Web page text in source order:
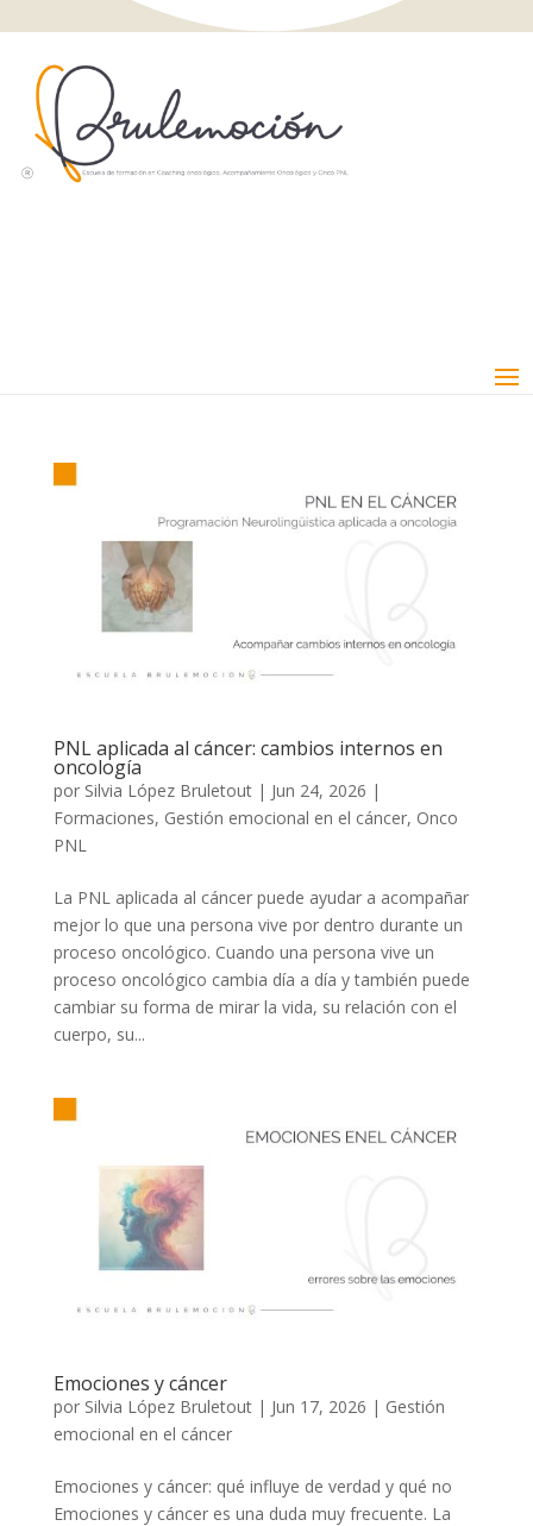
PNL aplicada al cáncer: cambios internos en
oncología
por Silvia López Bruletout| Jun 24, 2026 |
Formaciones, Gestión emocional en el cáncer, Onco
PNL
La PNL aplicada al cáncer puede ayudar a acompañar
mejor lo que una persona vive por dentro durante un
proceso oncológico. Cuando una persona vive un
proceso oncológico cambia día a día y también puede
cambiar su forma de mirar la vida, su relación con el
cuerpo, su...
Emociones y cáncer
por Silvia López Bruletout| Jun 17, 2026 | Gestión
emocional en el cáncer
Emociones y cáncer: qué influye de verdad y qué no
Emociones y cáncer es una duda muy frecuente. La